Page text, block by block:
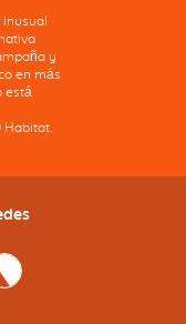
inusual
y
en más
está
Habitat.